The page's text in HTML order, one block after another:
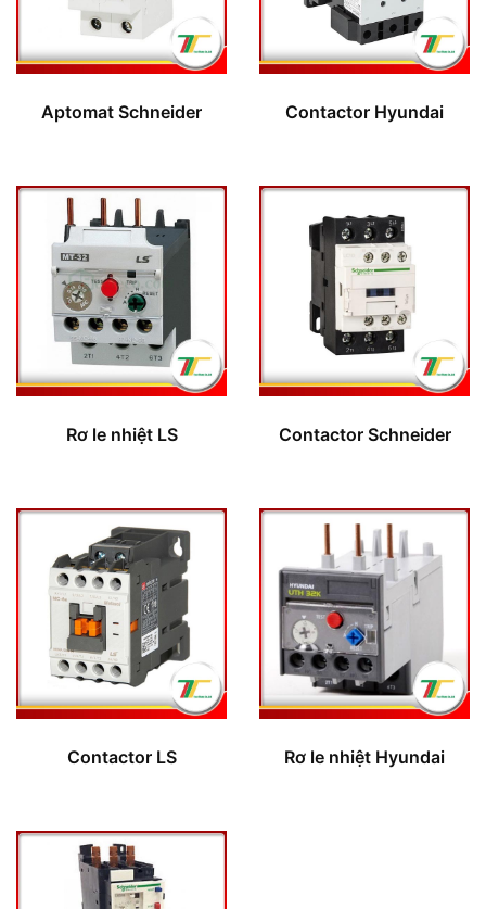
Aptomat Schneider Contactor Hyundai
Rơ le nhiệt LS Contactor Schneider
Contactor LS Rơ le nhiệt Hyundai